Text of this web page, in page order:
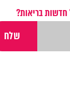
בריאות?